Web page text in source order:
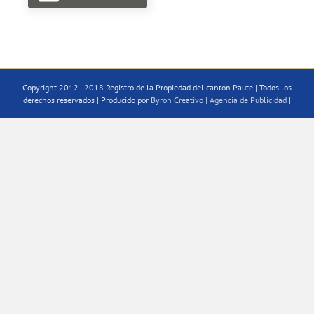
Copyright 2012 - 2018 Registro de la Propiedad del canton Paute | Todos los
derechos reservados | Producido por Byron Creativo | Agencia de Publicidad |